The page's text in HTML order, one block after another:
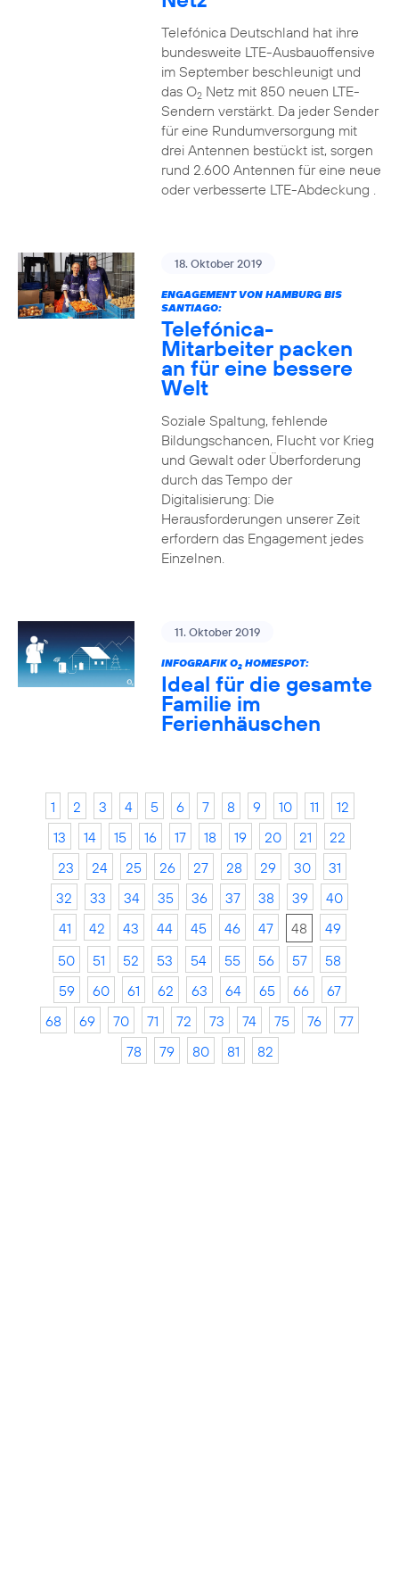
Telefónica Deutschland hat ihre
bundesweite LTE-Ausbauoffensive
im September beschleunigt und
das O2Netz mit 850 neuen LTE-
Sendern verstärkt. Da jeder Sender
für eine Rundumversorgung mit
drei Antennen bestückt ist, sorgen
rund 2.600 Antennen für eine neue
oder verbesserte LTE-Abdeckung .
18. Oktober 2019
ENGAGEMENT VON HAMBURG BIS
SANTIAGO:
Telefónica-
Mitarbeiter packen
an für eine bessere
Welt
Soziale Spaltung, fehlende
Bildungschancen, Flucht vor Krieg
und Gewalt oder Überforderung
durch das Tempo der
Digitalisierung: Die
Herausforderungen unserer Zeit
erfordern das Engagement jedes
Einzelnen.
11. Oktober 2019
INFOGRAFIK O2HOMESPOT:
Ideal für die gesamte
Familie im
Ferienhäuschen
1 2 3 4 5 6 7 8 9 10 11
12
13
14 15 16 17 18 19 20 21
22
23
24 25 26 27 28 29 30
31
32
33 34 35 36 37 38 39
40
41
42 43 44 45 46 47 48
49
50
51 52 53 54 55 56 57
58
59
60 61 62 63 64 65 66
67
68
69 70 71 72 73 74 75 76
77
78
79 80 81 82